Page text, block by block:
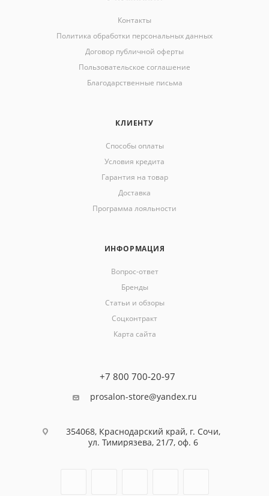
Контакты
Политика обработки персональных данных
Договор публичной оферты
Пользовательское соглашение
Благодарственные письма
КЛИЕНТУ
Способы оплаты
Условия кредита
Гарантия на товар
Доставка
Программа лояльности
ИНФОРМАЦИЯ
Вопрос-ответ
Бренды
Статьи и обзоры
Соцконтракт
Карта сайта
+7 800 700-20-97
prosalon-store@yandex.ru
354068, Краснодарский край, г. Сочи,
ул. Тимирязева, 21/7, оф. 6